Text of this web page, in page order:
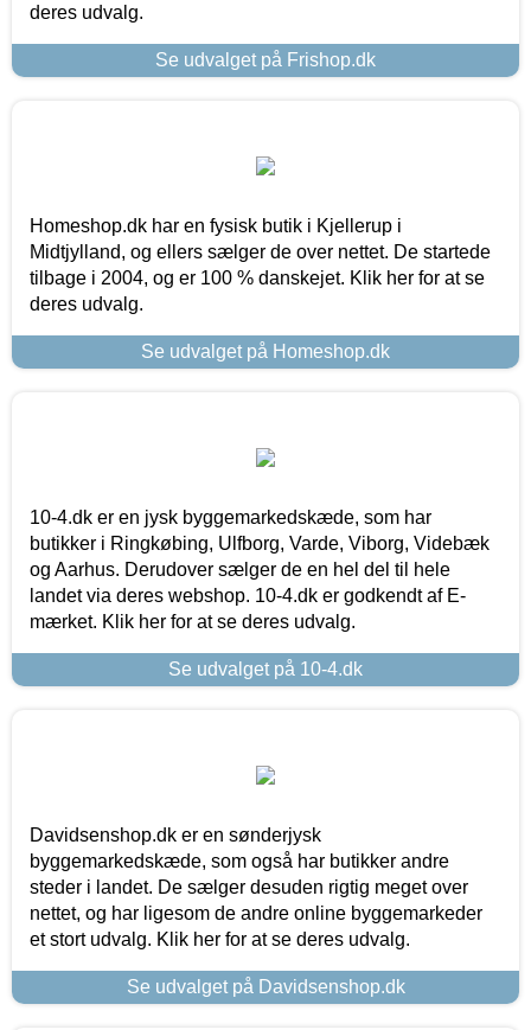
deres udvalg.
Se udvalget på Frishop.dk
Homeshop.dk har en fysisk butik i Kjellerup i
Midtjylland, og ellers sælger de over nettet. De startede
tilbage i 2004, og er 100 % danskejet. Klik her for at se
deres udvalg.
Se udvalget på Homeshop.dk
10-4.dk er en jysk byggemarkedskæde, som har
butikker i Ringkøbing, Ulfborg, Varde, Viborg, Videbæk
og Aarhus. Derudover sælger de en hel del til hele
landet via deres webshop. 10-4.dk er godkendt af E-
mærket. Klik her for at se deres udvalg.
Se udvalget på 10-4.dk
Davidsenshop.dk er en sønderjysk
byggemarkedskæde, som også har butikker andre
steder i landet. De sælger desuden rigtig meget over
nettet, og har ligesom de andre online byggemarkeder
et stort udvalg. Klik her for at se deres udvalg.
Se udvalget på Davidsenshop.dk